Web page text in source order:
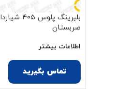
صربستان
اطلاعات بیشتر
تماس بگیرید